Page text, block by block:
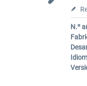
N.º